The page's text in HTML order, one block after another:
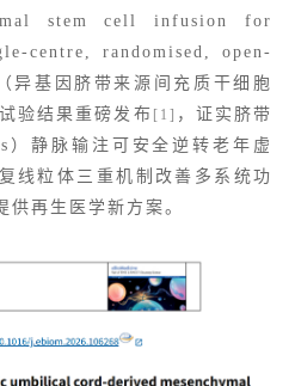
stem cell infusion for
centre, randomised, open-
基因脐带来源间充质干细胞
验结果重磅发布 [1] ，证实脐带
）静脉输注可安全逆转老年虚
线粒体三重机制改善多系统功
供再生医学新方案。